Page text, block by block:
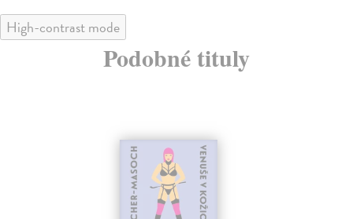
High-contrast mode
Podobné tituly